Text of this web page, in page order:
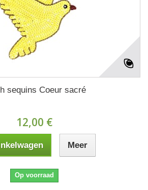
sequins Coeur sacré
12,00 €
Meer
Op voorraad